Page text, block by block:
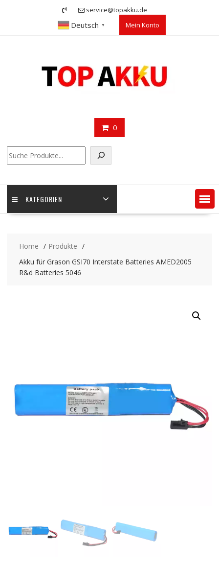
service@topakku.de
Deutsch ▼ Mein Konto
0
KATEGORIEN
Home
Produkte
Akku für Grason GSI70 Interstate Batteries AMED2005
R&d Batteries 5046